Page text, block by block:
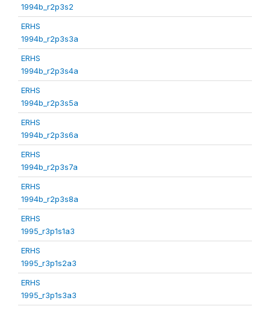
1994b_r2p3s2
ERHS
1994b_r2p3s3a
ERHS
1994b_r2p3s4a
ERHS
1994b_r2p3s5a
ERHS
1994b_r2p3s6a
ERHS
1994b_r2p3s7a
ERHS
1994b_r2p3s8a
ERHS
1995_r3p1s1a3
ERHS
1995_r3p1s2a3
ERHS
1995_r3p1s3a3